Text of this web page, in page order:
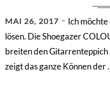
POSTED
ON
MAI 26, 2017
Ich
lösen. Die Shoegazer
breiten den Gitarrenteppich
zeigt das ganze Können der